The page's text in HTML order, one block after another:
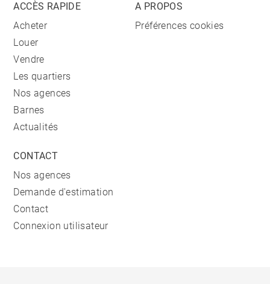
ACCÈS RAPIDE
Acheter
Louer
Vendre
Les quartiers
Nos agences
Barnes
Actualités
A PROPOS
Préférences cookies
CONTACT
Nos agences
Demande d'estimation
Contact
Connexion utilisateur